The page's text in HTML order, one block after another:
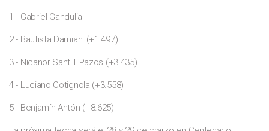
1 - Gabriel Gandulia
2 - Bautista Damiani (+1.497)
3 - Nicanor Santilli Pazos (+3.435)
4 - Luciano Cotignola (+3.558)
5 - Benjamín Antón (+8.625)